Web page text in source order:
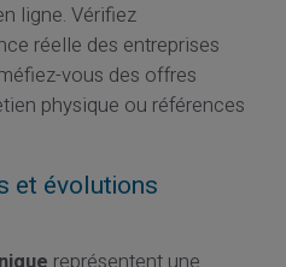
ligne. Vérifiez
réelle des entreprises
vous des offres
physique ou références
et évolutions